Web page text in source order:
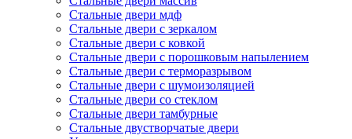
Стальные двери мдф
Стальные двери с зеркалом
Стальные двери с ковкой
Стальные двери с порошковым напылением
Стальные двери с терморазрывом
Стальные двери с шумоизоляцией
Стальные двери со стеклом
Стальные двери тамбурные
Стальные двустворчатые двери